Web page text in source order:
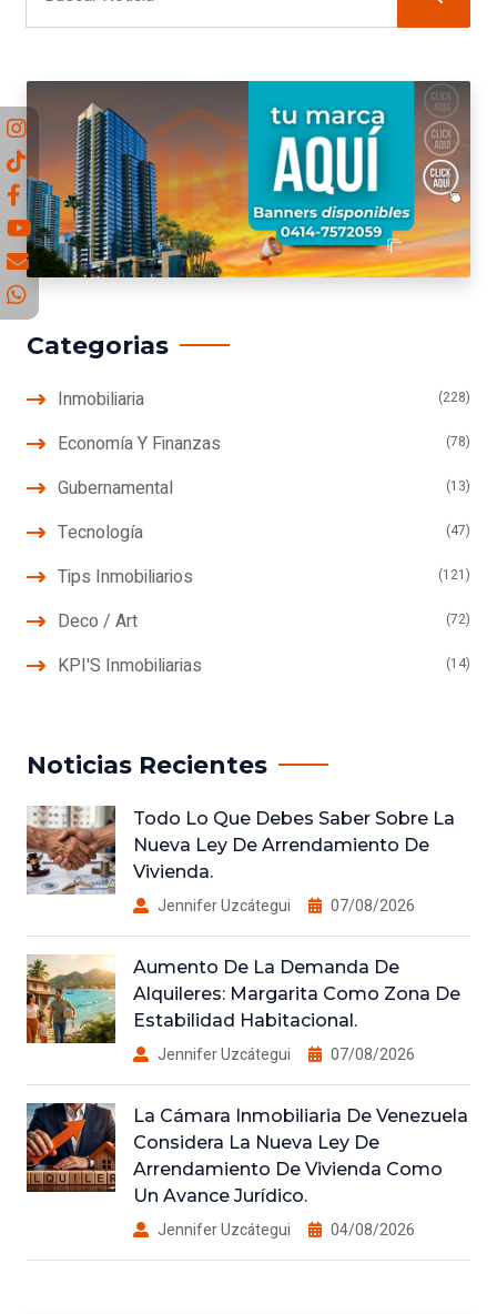
Categorias
Inmobiliaria (228)
Economía Y Finanzas (78)
Gubernamental (13)
Tecnología (47)
Tips Inmobiliarios (121)
Deco / Art (72)
KPI'S Inmobiliarias (14)
Noticias Recientes
Todo Lo Que Debes Saber Sobre La
Nueva Ley De Arrendamiento De
Vivienda.
Jennifer Uzcátegui 07/08/2026
Aumento De La Demanda De
Alquileres: Margarita Como Zona De
Estabilidad Habitacional.
Jennifer Uzcátegui 07/08/2026
La Cámara Inmobiliaria De Venezuela
Considera La Nueva Ley De
Arrendamiento De Vivienda Como
Un Avance Jurídico.
Jennifer Uzcátegui 04/08/2026